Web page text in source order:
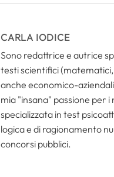
CARLA IODICE
Sono redattrice e autrice
testi scientifici
anche economico-
mia "insana" passione per i
specializzata in test
logica e di ragionamento
concorsi pubblici.